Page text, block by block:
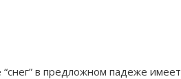
в предложном падеже имеет